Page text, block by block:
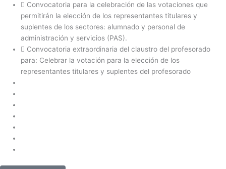
Convocatoria para la celebración de las votaciones que
permitirán la elección de los representantes titulares y
suplentes de los sectores: alumnado y personal de
administración y servicios (PAS).
Convocatoria extraordinaria del claustro del profesorado
para: Celebrar la votación para la elección de los
representantes titulares y suplentes del profesorado